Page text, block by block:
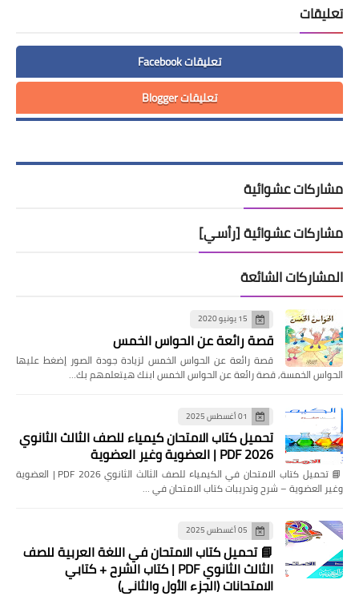
تعليقات
تعليقات Facebook
تعليقات Blogger
مشاركات عشوائية
مشاركات عشوائية [رأسي]
المشاركات الشائعة
15 يونيو 2020
قصة رائعة عن الحواس الخمس
قصة رائعة عن الحواس الخمس لزيادة جودة الصور إضغط عليها
الحواس الخمسة, قصة رائعة عن الحواس الخمس ابنك هيتعلمهم بك…
01 أغسطس 2025
تحميل كتاب الامتحان كيمياء للصف الثالث الثانوي
2026 PDF | العضوية وغير العضوية
📘 تحميل كتاب الامتحان في الكيمياء للصف الثالث الثانوي 2026 PDF | العضوية
وغير العضوية – شرح وتدريبات كتاب الامتحان في …
05 أغسطس 2025
📘 تحميل كتاب الامتحان في اللغة العربية للصف
الثالث الثانوي PDF | كتاب الشرح + كتابي
الامتحانات (الجزء الأول والثاني)